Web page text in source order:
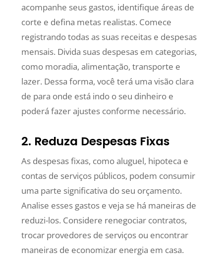
acompanhe seus gastos, identifique áreas de
corte e defina metas realistas. Comece
registrando todas as suas receitas e despesas
mensais. Divida suas despesas em categorias,
como moradia, alimentação, transporte e
lazer. Dessa forma, você terá uma visão clara
de para onde está indo o seu dinheiro e
poderá fazer ajustes conforme necessário.
2. Reduza Despesas Fixas
As despesas fixas, como aluguel, hipoteca e
contas de serviços públicos, podem consumir
uma parte significativa do seu orçamento.
Analise esses gastos e veja se há maneiras de
reduzi-los. Considere renegociar contratos,
trocar provedores de serviços ou encontrar
maneiras de economizar energia em casa.